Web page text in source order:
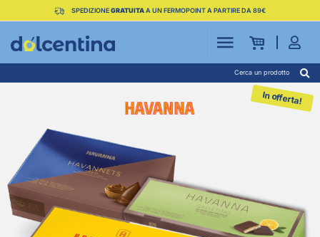
SPEDIZIONEGRATUITAA UN FERMOPOINT A PARTIRE DA 89€
Cerca un prodotto
In offerta!